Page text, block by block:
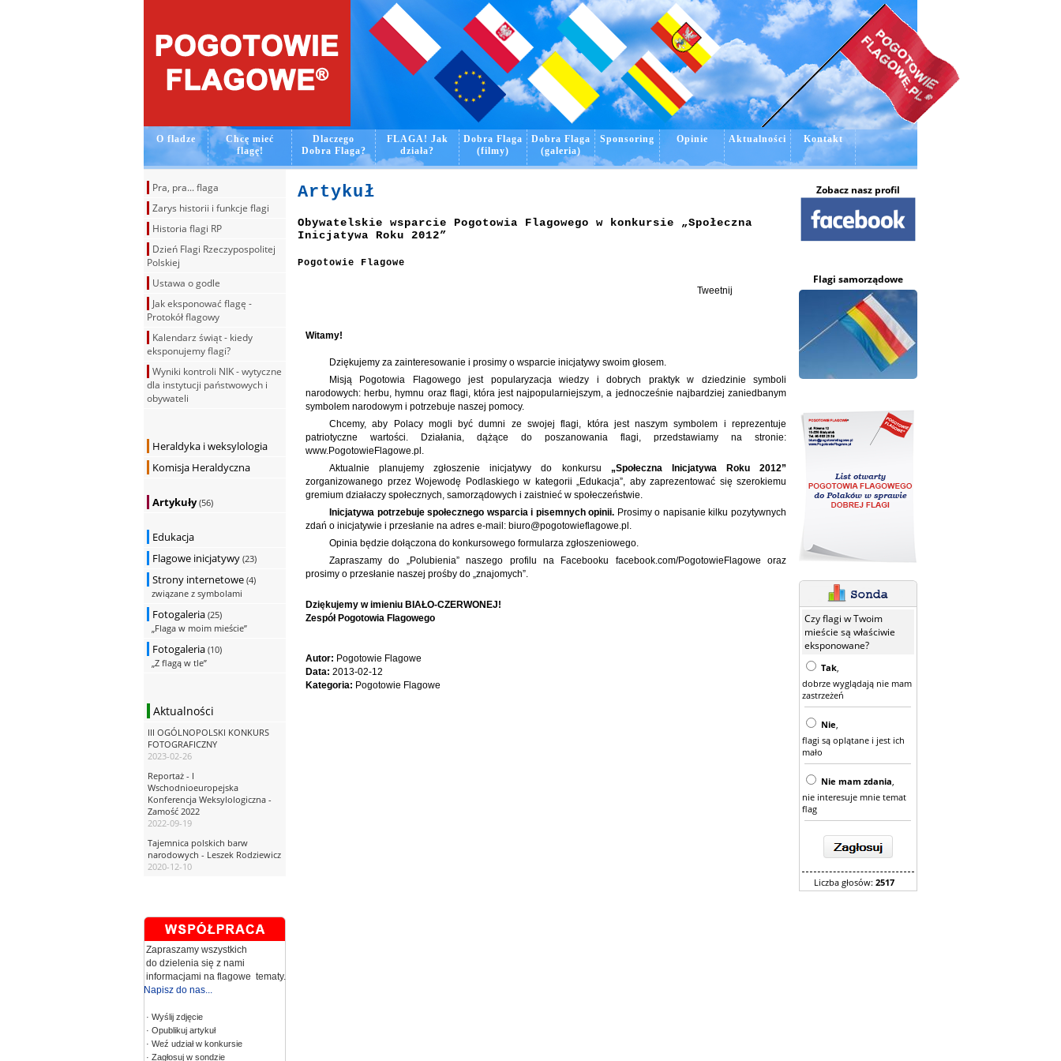
O fladze
Chcę mieć
flagę!
Dlaczego
Dobra Flaga?
FLAGA! Jak
działa?
Dobra Flaga
(filmy)
Dobra Flaga
(galeria)
Sponsoring Opinie Aktualności Kontakt
Pra, pra... flaga
Zarys historii i funkcje flagi
Historia flagi RP
Dzień Flagi Rzeczypospolitej
Polskiej
Ustawa o godle
Jak eksponować flagę -
Protokół flagowy
Kalendarz świąt - kiedy
eksponujemy flagi?
Wyniki kontroli NIK - wytyczne
dla instytucji państwowych i
obywateli
Heraldyka i weksylologia
Komisja Heraldyczna
Artykuły (56)
Edukacja
Flagowe inicjatywy (23)
Strony internetowe (4)
związane z symbolami
Fotogaleria (25)
„Flaga w moim mieście”
Fotogaleria (10)
„Z flagą w tle”
Aktualności
III OGÓLNOPOLSKI KONKURS
FOTOGRAFICZNY
2023-02-26
Reportaż - I
Wschodnioeuropejska
Konferencja Weksylologiczna -
Zamość 2022
2022-09-19
Tajemnica polskich barw
narodowych - Leszek Rodziewicz
2020-12-10
Zapraszamy wszystkich
do dzielenia się z nami
informacjami na flagowe tematy.
Napisz do nas...
· Wyślij zdjęcie
· Opublikuj artykuł
· Weź udział w konkursie
· Zagłosuj w sondzie
Zobacz nasz profil
Flagi samorządowe
Czy flagi w Twoim
mieście są właściwie
eksponowane?
Tak,
dobrze wyglądają nie mam
zastrzeżeń
Nie,
flagi są oplątane i jest ich
mało
Nie mam zdania,
nie interesuje mnie temat
flag
Liczba głosów: 2517
Artykuł
Obywatelskie wsparcie Pogotowia Flagowego w konkursie „Społeczna
Inicjatywa Roku 2012”
Pogotowie Flagowe
Tweetnij
Witamy!
Dziękujemy za zainteresowanie i prosimy o wsparcie inicjatywy swoim głosem.
Misją Pogotowia Flagowego jest popularyzacja wiedzy i dobrych praktyk w dziedzinie symboli
narodowych: herbu, hymnu oraz flagi, która jest najpopularniejszym, a jednocześnie najbardziej zaniedbanym
symbolem narodowym i potrzebuje naszej pomocy.
Chcemy, aby Polacy mogli być dumni ze swojej flagi, która jest naszym symbolem i reprezentuje
patriotyczne wartości. Działania, dążące do poszanowania flagi, przedstawiamy na stronie:
www.PogotowieFlagowe.pl.
Aktualnie planujemy zgłoszenie inicjatywy do konkursu „Społeczna Inicjatywa Roku 2012”
zorganizowanego przez Wojewodę Podlaskiego w kategorii „Edukacja”, aby zaprezentować się szerokiemu
gremium działaczy społecznych, samorządowych i zaistnieć w społeczeństwie.
Inicjatywa potrzebuje społecznego wsparcia i pisemnych opinii. Prosimy o napisanie kilku pozytywnych
zdań o inicjatywie i przesłanie na adres e-mail: biuro@pogotowieflagowe.pl .
Opinia będzie dołączona do konkursowego formularza zgłoszeniowego.
Zapraszamy do „Polubienia” naszego profilu na Facebooku facebook.com/PogotowieFlagowe oraz
prosimy o przesłanie naszej prośby do „znajomych”.
Dziękujemy w imieniu BIAŁO-CZERWONEJ!
Zespół Pogotowia Flagowego
Autor: Pogotowie Flagowe
Data: 2013-02-12
Kategoria: Pogotowie Flagowe